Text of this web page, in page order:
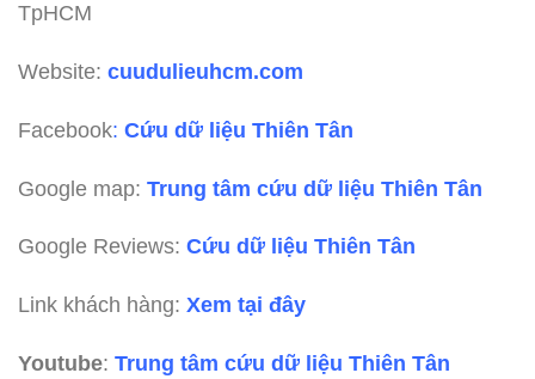
TpHCM
Website: cuudulieuhcm.com
Facebook: Cứu dữ liệu Thiên Tân
Google map: Trung tâm cứu dữ liệu Thiên Tân
Google Reviews: Cứu dữ liệu Thiên Tân
Link khách hàng: Xem tại đây
Youtube: Trung tâm cứu dữ liệu Thiên Tân